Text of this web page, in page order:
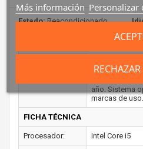
Estado:Reacondicionado
procedente de
año. Sistema
marcas de uso.
FICHA TÉCNICA
Procesador: Intel Core i5
Más información Personalizar